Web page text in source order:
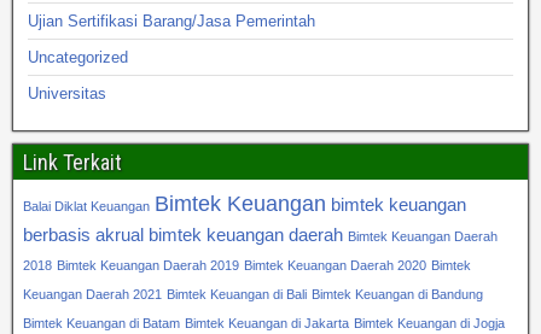
Ujian Sertifikasi Barang/Jasa Pemerintah
Uncategorized
Universitas
Link Terkait
Balai Diklat Keuangan Bimtek Keuangan bimtek keuangan
berbasis akrual bimtek keuangan daerah Bimtek Keuangan Daerah
2018 Bimtek Keuangan Daerah 2019 Bimtek Keuangan Daerah 2020 Bimtek
Keuangan Daerah 2021 Bimtek Keuangan di Bali Bimtek Keuangan di Bandung
Bimtek Keuangan di Batam Bimtek Keuangan di Jakarta Bimtek Keuangan di Jogja